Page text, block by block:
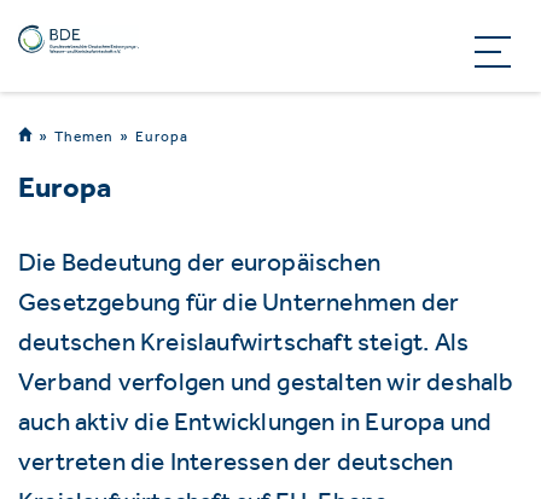
Themen Europa
Europa
Die Bedeutung der europäischen
Gesetzgebung für die Unternehmen der
deutschen Kreislaufwirtschaft steigt. Als
Verband verfolgen und gestalten wir deshalb
auch aktiv die Entwicklungen in Europa und
vertreten die Interessen der deutschen